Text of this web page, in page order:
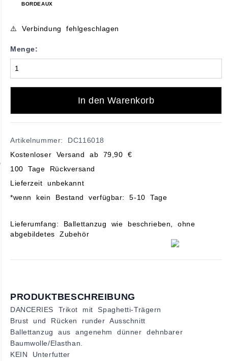
BORDEAUX
⚠️ Verbindung fehlgeschlagen
Menge:
In den Warenkorb
Artikelnummer: DC116018
Kostenloser Versand ab 79,90 €
100 Tage Rückversand
Lieferzeit unbekannt
*wenn kein Bestand verfügbar: 5-10 Tage
Lieferumfang: Ballettanzug wie beschrieben, ohne
abgebildetes Zubehör
PRODUKTBESCHREIBUNG
DANCERIES Trikot mit Spaghetti-Trägern
Brust und Rücken runder Ausschnitt
Ballettanzug aus angenehm dünner dehnbarer
Baumwolle/Elasthan.
KEIN Unterfutter